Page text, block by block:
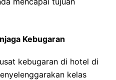
Kebugaran
kebugaran di hotel di
kelas